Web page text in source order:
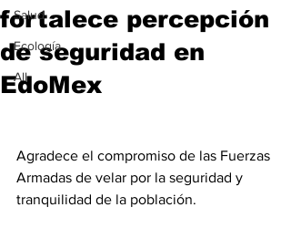
Salud
Ecología
All
fortalece percepción
de seguridad en
EdoMex
Agradece el compromiso de las Fuerzas
Armadas de velar por la seguridad y
tranquilidad de la población.